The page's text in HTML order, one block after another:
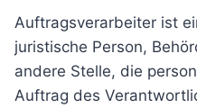
Auftragsverarbeiter ist
juristische Person,
andere Stelle, die
Auftrag des